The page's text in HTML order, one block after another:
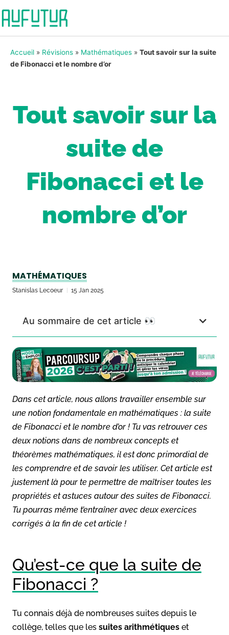
Accueil » Révisions » Mathématiques » Tout savoir sur la suite
de Fibonacci et le nombre d’or
Tout savoir sur la
suite de
Fibonacci et le
nombre d’or
MATHÉMATIQUES
Stanislas Lecoeur 15 Jan 2025
Au sommaire de cet article 👀
Dans cet article, nous allons travailler ensemble sur
une notion fondamentale en mathématiques : la suite
de Fibonacci et le nombre d’or ! Tu vas retrouver ces
deux notions dans de nombreux concepts et
théorèmes mathématiques, il est donc primordial de
les comprendre et de savoir les utiliser. Cet article est
justement là pour te permettre de maîtriser toutes les
propriétés et astuces autour des suites de Fibonacci.
Tu pourras même t’entraîner avec deux exercices
corrigés à la fin de cet article !
Qu’est-ce que la suite de
Fibonacci ?
Tu connais déjà de nombreuses suites depuis le
collège, telles que les suites arithmétiques et